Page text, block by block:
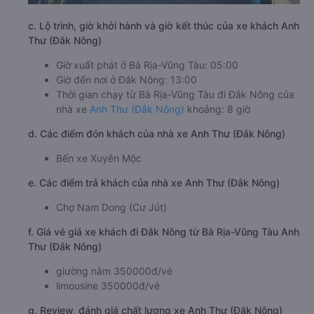
c. Lộ trình, giờ khởi hành và giờ kết thúc của xe khách Anh
Thư (Đắk Nông)
Giờ xuất phát ở Bà Rịa-Vũng Tàu: 05:00
Giờ đến nơi ở Đắk Nông: 13:00
Thời gian chạy từ Bà Rịa-Vũng Tàu đi Đắk Nông của
nhà xe Anh Thư (Đắk Nông) khoảng: 8 giờ
d. Các điểm đón khách của nhà xe Anh Thư (Đắk Nông)
Bến xe Xuyên Mộc
e. Các điểm trả khách của nhà xe Anh Thư (Đắk Nông)
Chợ Nam Dong (Cư Jút)
f. Giá vé giá xe khách đi Đắk Nông từ Bà Rịa-Vũng Tàu Anh
Thư (Đắk Nông)
giường nằm 350000đ/vé
limousine 350000đ/vé
g. Review, đánh giá chất lượng xe Anh Thư (Đắk Nông)